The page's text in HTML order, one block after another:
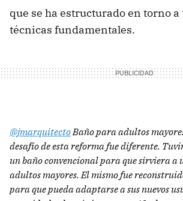
que se ha estructurado en torno
técnicas fundamentales.
@jmarquitecto Baño para adultos
desafío de esta reforma fue diferente.
un baño convencional para que sirviera a
adultos mayores. El mismo fue
para que pueda adaptarse a sus nuevos